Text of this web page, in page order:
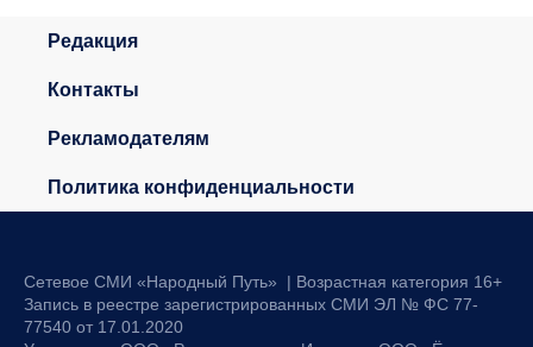
Редакция
Контакты
Рекламодателям
Политика конфиденциальности
Сетевое СМИ «Народный Путь» | Возрастная категория 16+
Запись в реестре зарегистрированных СМИ ЭЛ № ФС 77-
77540 от 17.01.2020